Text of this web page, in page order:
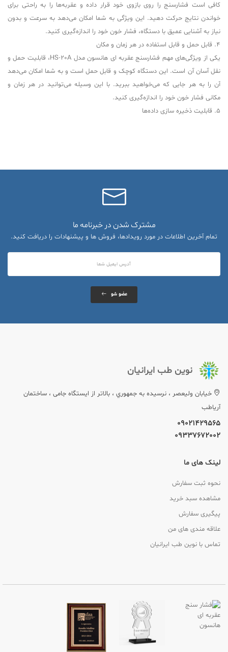
کافی است فشارسنج را روی بازوی خود قرار داده و عقربه‌ها را به راحتی برای
خواندن نتایج حرکت دهید. این ویژگی به شما امکان می‌دهد به سرعت و بدون
نیاز به آشنایی عمیق با دستگاه، فشار خون خود را اندازه‌گیری کنید.
4. قابل حمل و قابل استفاده در هر زمان و مکان
یکی از ویژگی‌های مهم فشارسنج عقربه ای هانسون مدل HS-20A، قابلیت حمل و
نقل آسان آن است. این دستگاه کوچک و قابل حمل است و به شما امکان می‌دهد
آن را به هر جایی که می‌خواهید ببرید. با این وسیله می‌توانید در هر زمان و
مکانی فشار خون خود را اندازه‌گیری کنید.
5. قابلیت ذخیره سازی داده‌ها
مشترک شدن در خبرنامه ما
تمام آخرین اطلاعات در مورد رویدادها، فروش ها و پیشنهادات را دریافت کنید.
عضو شو
نوین طب ایرانیان
خيابان وليعصر ، نرسيده به جمهوري ، بالاتر از ایستگاه جامی ، ساختمان
آریاطب
09021429565
09337672002
لینک های ما
نحوه ثبت سفارش
مشاهده سبد خرید
پیگیری سفارش
علاقه مندی های من
تماس با نوین طب ایرانیان